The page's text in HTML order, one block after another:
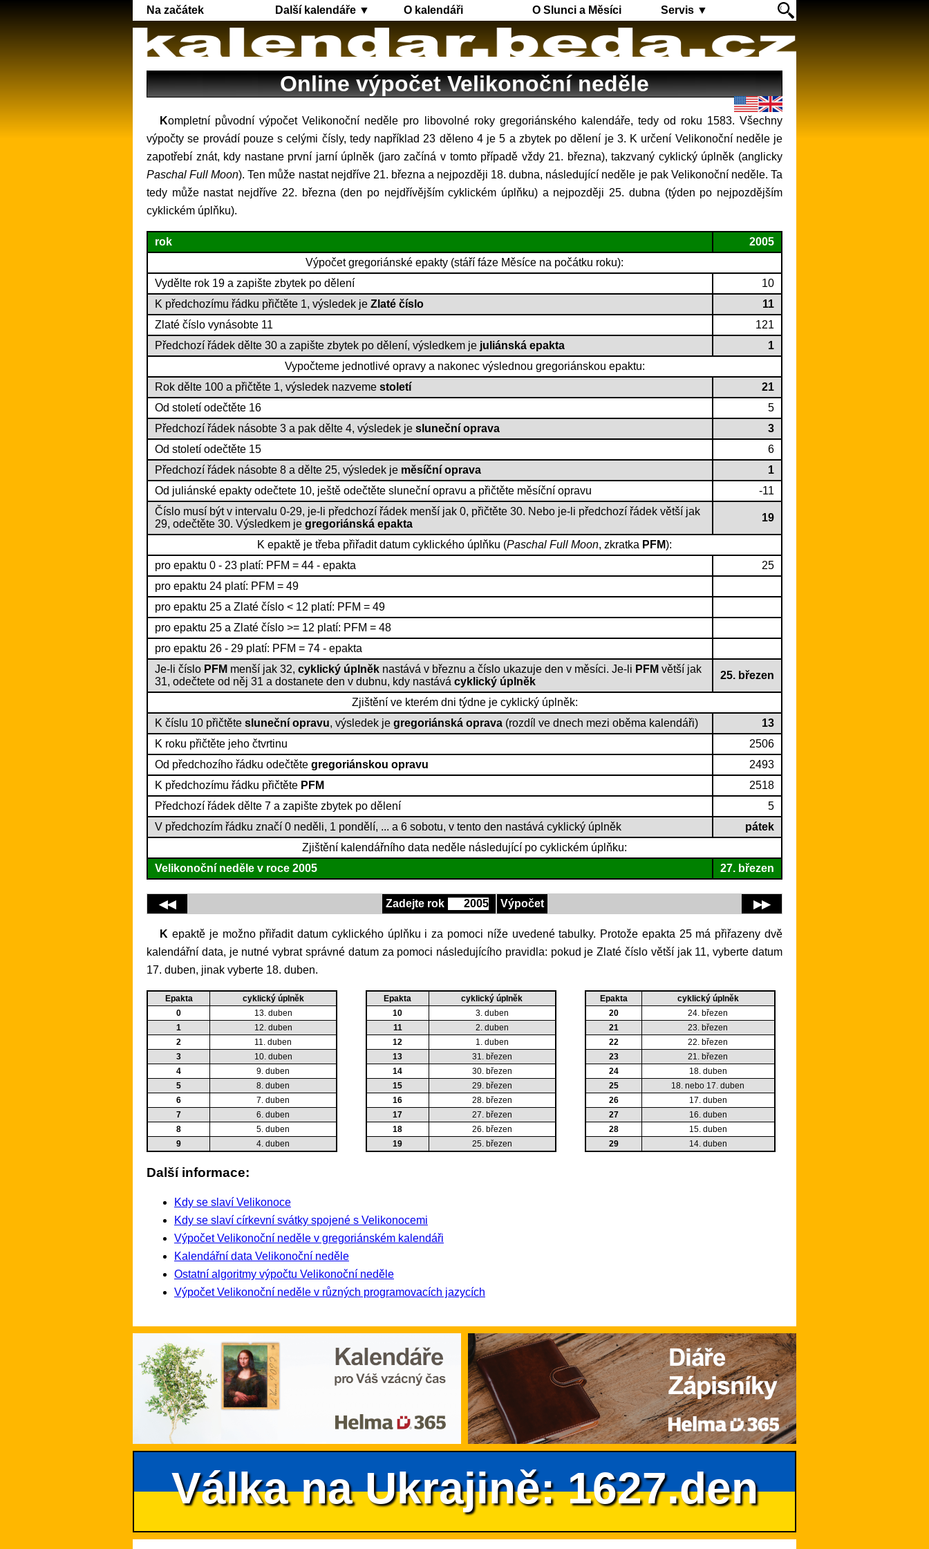
Na začátek Další kalendáře ▼ O kalendáři O Slunci a Měsíci Servis ▼
Online výpočet Velikonoční neděle
Kompletní původní výpočet Velikonoční neděle pro libovolné roky gregoriánského kalendáře, tedy od roku 1583. Všechny
výpočty se provádí pouze s celými čísly, tedy například 23 děleno 4 je 5 a zbytek po dělení je 3. K určení Velikonoční neděle je
zapotřebí znát, kdy nastane první jarní úplněk (jaro začíná v tomto případě vždy 21. března), takzvaný cyklický úplněk (anglicky
Paschal Full Moon). Ten může nastat nejdříve 21. března a nejpozději 18. dubna, následující neděle je pak Velikonoční neděle. Ta
tedy může nastat nejdříve 22. března (den po nejdřívějším cyklickém úplňku) a nejpozději 25. dubna (týden po nejpozdějším
cyklickém úplňku).
rok
2005
Výpočet gregoriánské epakty (stáří fáze Měsíce na počátku roku):
Vydělte rok 19 a zapište zbytek po dělení
10
K předchozímu řádku přičtěte 1, výsledek je Zlaté číslo
11
Zlaté číslo vynásobte 11
121
Předchozí řádek dělte 30 a zapište zbytek po dělení, výsledkem je juliánská epakta
1
Vypočteme jednotlivé opravy a nakonec výslednou gregoriánskou epaktu:
Rok dělte 100 a přičtěte 1, výsledek nazveme století
21
Od století odečtěte 16
5
Předchozí řádek násobte 3 a pak dělte 4, výsledek je sluneční oprava
3
Od století odečtěte 15
6
Předchozí řádek násobte 8 a dělte 25, výsledek je měsíční oprava
1
Od juliánské epakty odečtete 10, ještě odečtěte sluneční opravu a přičtěte měsíční opravu
-11
Číslo musí být v intervalu 0-29, je-li předchozí řádek menší jak 0, přičtěte 30. Nebo je-li předchozí řádek větší jak
29, odečtěte 30. Výsledkem je gregoriánská epakta
19
K epaktě je třeba přiřadit datum cyklického úplňku (Paschal Full Moon, zkratka PFM):
pro epaktu 0 - 23 platí: PFM = 44 - epakta
25
pro epaktu 24 platí: PFM = 49
pro epaktu 25 a Zlaté číslo < 12 platí: PFM = 49
pro epaktu 25 a Zlaté číslo >= 12 platí: PFM = 48
pro epaktu 26 - 29 platí: PFM = 74 - epakta
Je-li číslo PFM menší jak 32, cyklický úplněk nastává v březnu a číslo ukazuje den v měsíci. Je-li PFM větší jak
31, odečtete od něj 31 a dostanete den v dubnu, kdy nastává cyklický úplněk
25. březen
Zjištění ve kterém dni týdne je cyklický úplněk:
K číslu 10 přičtěte sluneční opravu, výsledek je gregoriánská oprava (rozdíl ve dnech mezi oběma kalendáři)
13
K roku přičtěte jeho čtvrtinu
2506
Od předchozího řádku odečtěte gregoriánskou opravu
2493
K předchozímu řádku přičtěte PFM
2518
Předchozí řádek dělte 7 a zapište zbytek po dělení
5
V předchozím řádku značí 0 neděli, 1 pondělí, ... a 6 sobotu, v tento den nastává cyklický úplněk
pátek
Zjištění kalendářního data neděle následující po cyklickém úplňku:
Velikonoční neděle v roce 2005 27. březen
Zadejte rok Výpočet
◀◀ ▶▶
K epaktě je možno přiřadit datum cyklického úplňku i za pomoci níže uvedené tabulky. Protože epakta 25 má přiřazeny dvě
kalendářní data, je nutné vybrat správné datum za pomoci následujícího pravidla: pokud je Zlaté číslo větší jak 11, vyberte datum
17. duben, jinak vyberte 18. duben.
Epakta
cyklický úplněk
0
13. duben
1
12. duben
2
11. duben
3
10. duben
4
9. duben
5
8. duben
6
7. duben
7
6. duben
8
5. duben
9
4. duben
Epakta
cyklický úplněk
10
3. duben
11
2. duben
12
1. duben
13
31. březen
14
30. březen
15
29. březen
16
28. březen
17
27. březen
18
26. březen
19
25. březen
Epakta
cyklický úplněk
20
24. březen
21
23. březen
22
22. březen
23
21. březen
24
18. duben
25
18. nebo 17. duben
26
17. duben
27
16. duben
28
15. duben
29
14. duben
Další informace:
Kdy se slaví Velikonoce
Kdy se slaví církevní svátky spojené s Velikonocemi
Výpočet Velikonoční neděle v gregoriánském kalendáři
Kalendářní data Velikonoční neděle
Ostatní algoritmy výpočtu Velikonoční neděle
Výpočet Velikonoční neděle v různých programovacích jazycích
Válka na Ukrajině: 1627.den